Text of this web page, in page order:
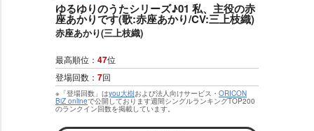
ゆるゆりのうたシリーズ♪01 私、主役の赤
座あかりです(歌:赤座あかり/CV:三上枝織)
赤座あかり(三上枝織)
最高順位： 47位
登場回数： 7回
※「登場回数」はyou大樹および法人向けサービス・ ORICON
BiZ onlineで公開しております週間シングルランキングTOP200
のランクイン回数を掲載しています。